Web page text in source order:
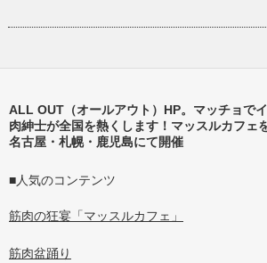
ALL OUT（オールアウト）HP。マッチョで
肉紳士が全国を熱くします！マッスルカフェ
名古屋・札幌・鹿児島にて開催
■人気のコンテンツ
筋肉の狂宴「マッスルカフェ」
筋肉盆踊り